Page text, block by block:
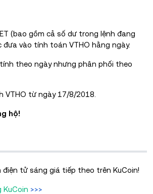
(bao gồm cả số dư trong lệnh đang
vào tính toán VTHO hằng ngày.
theo ngày nhưng phân phối theo
VTHO từ ngày 17/8/2018.
hộ!
tử sáng giá tiếp theo trên KuCoin!
KuCoin >>>